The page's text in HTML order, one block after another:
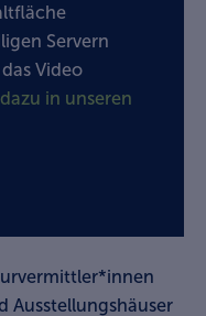
Servern
Video
in unseren
Ausstellungshäuser